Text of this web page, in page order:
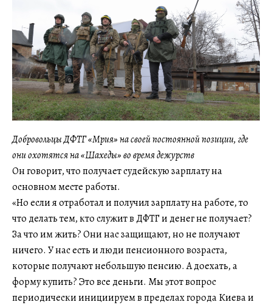
Добровольцы ДФТГ «Мрия» на своей постоянной позиции, где
они охотятся на «Шахеды» во время дежурств
Он говорит, что получает судейскую зарплату на
основном месте работы.
«Но если я отработал и получил зарплату на работе, то
что делать тем, кто служит в ДФТГ и денег не получает?
За что им жить? Они нас защищают, но не получают
ничего. У нас есть и люди пенсионного возраста,
которые получают небольшую пенсию. А доехать, а
форму купить? Это все деньги. Мы этот вопрос
периодически инициируем в пределах города Киева и